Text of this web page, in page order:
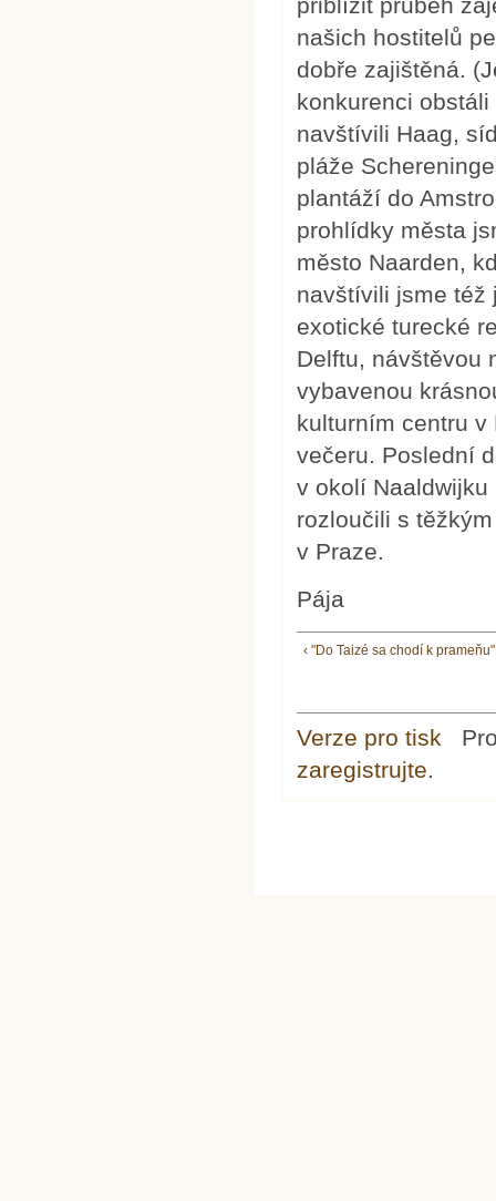
našich hostitelů
dobře zajištěná.
konkurenci
navštívili Haag,
pláže
plantáží do
prohlídky města
město Naarden,
navštívili jsme též
exotické turecké
Delftu, návštěvou
vybavenou
kulturním centru
večeru. Poslední
v okolí
rozloučili s
v Praze.
Pája
‹ "Do Taizé sa chodí k prameňu"
Verze pro tisk
zaregistrujte.